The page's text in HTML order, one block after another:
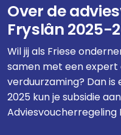
Over de
Fryslân 2025-
Wil jij als Friese
samen met een expert
verduurzaming? Dan is
2025 kun je subsidie
Adviesvoucherregeling